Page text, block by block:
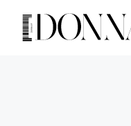
contenuto